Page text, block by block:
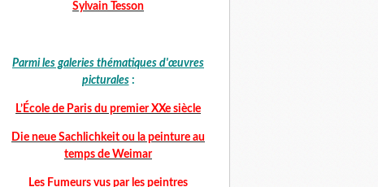
Sylvain Tesson
Parmi les galeries thématiques d'œuvres
picturales:
L’École de Paris du premier XXe siècle
Die neue Sachlichkeit ou la peinture au
temps de Weimar
Les Fumeurs vus par les peintres